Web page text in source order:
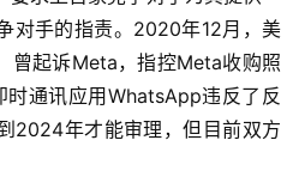
对手的指责。2020年12月，美
曾起诉Meta，指控Meta收购照
通讯应用WhatsApp违反了反
2024年才能审理，但目前双方